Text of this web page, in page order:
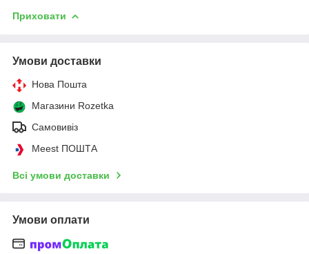
Приховати
Умови доставки
Нова Пошта
Магазини Rozetka
Самовивіз
Meest ПОШТА
Всі умови доставки
Умови оплати